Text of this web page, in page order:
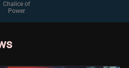
Chalice of
Power